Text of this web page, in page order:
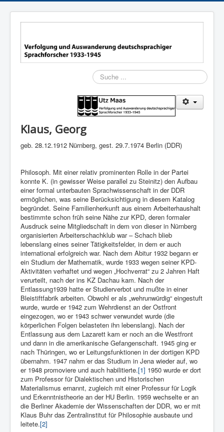
Suchen
Klaus, Georg
geb. 28.12.1912 Nürnberg, gest. 29.7.1974 Berlin (DDR)
Philosoph. Mit einer relativ prominenten Rolle in der Partei
konnte K. (in gewisser Weise parallel zu Steinitz) den Aufbau
einer formal unterbauten Sprachwissenschaft in der DDR
ermöglichen, was seine Berücksichtigung in diesem Katalog
begründet. Seine Familienherkunft aus einem Arbeiterhaushalt
bestimmte schon früh seine Nähe zur KPD, deren formaler
Ausdruck seine Mitgliedschaft in dem von dieser in Nürnberg
organisierten Arbeiterschachklub war – Schach blieb
lebenslang eines seiner Tätigkeitsfelder, in dem er auch
international erfolgreich war. Nach dem Abitur 1932 begann er
ein Studium der Mathematik, wurde 1933 wegen seiner KPD-
Aktivitäten verhaftet und wegen „Hochverrat“ zu 2 Jahren Haft
verurteilt, nach der ins KZ Dachau kam. Nach der
Entlassung1939 hatte er Studierverbot und mußte in einer
Bleistiftfabrik arbeiten. Obwohl er als „wehrunwürdig“ eingestuft
wurde, wurde er 1942 zum Wehrdienst an der Ostfront
eingezogen, wo er 1943 schwer verwundet wurde (die
körperlichen Folgen belasteten ihn lebenslang). Nach der
Entlassung aus dem Lazarett kam er noch an die Westfront
und dann in die amerikanische Gefangenschaft. 1945 ging er
nach Thüringen, wo er Leitungsfunktionen in der dortigen KPD
übernahm. 1947 nahm er das Studium in Jena wieder auf, wo
er 1948 promoviere und auch habilitierte.[1] 1950 wurde er dort
zum Professor für Dialektischen und Historischen
Materialismus ernannt, zugleich mit einer Professur für Logik
und Erkenntnistheorie an der HU Berlin. 1959 wechselte er an
die Berliner Akademie der Wissenschaften der DDR, wo er mit
Klaus Buhr das Zentralinstitut für Philosophie ausbaute und
leitete.[2]